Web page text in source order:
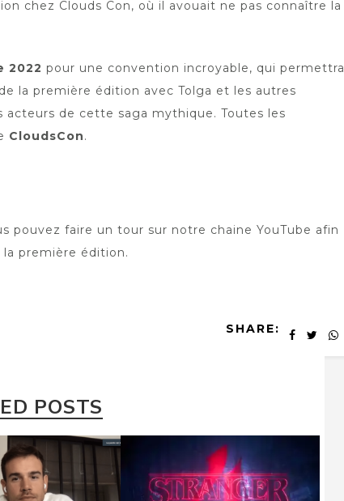
chez Clouds Con, où il avouait ne pas connaître la
2022 pour une convention incroyable, qui permettra
la première édition avec Tolga et les autres
acteurs de cette saga mythique. Toutes les
CloudsCon.
pouvez faire un tour sur notre chaine YouTube afin
première édition.
SHARE:
POSTS